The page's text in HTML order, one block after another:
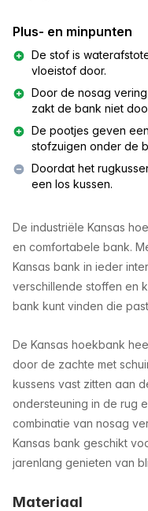
Plus- en minpunten
De stof is
vloeistof door.
Door de nosag
zakt de bank niet
De pootjes geven
stofzuigen onder de
Doordat het
een los kussen.
De industriële Kansas
en comfortabele bank.
Kansas bank in ieder
verschillende stoffen en
bank kunt vinden die
De Kansas hoekbank
door de zachte met
kussens vast zitten aan
ondersteuning in de rug
combinatie van nosag
Kansas bank geschikt
jarenlang genieten van
Materiaal